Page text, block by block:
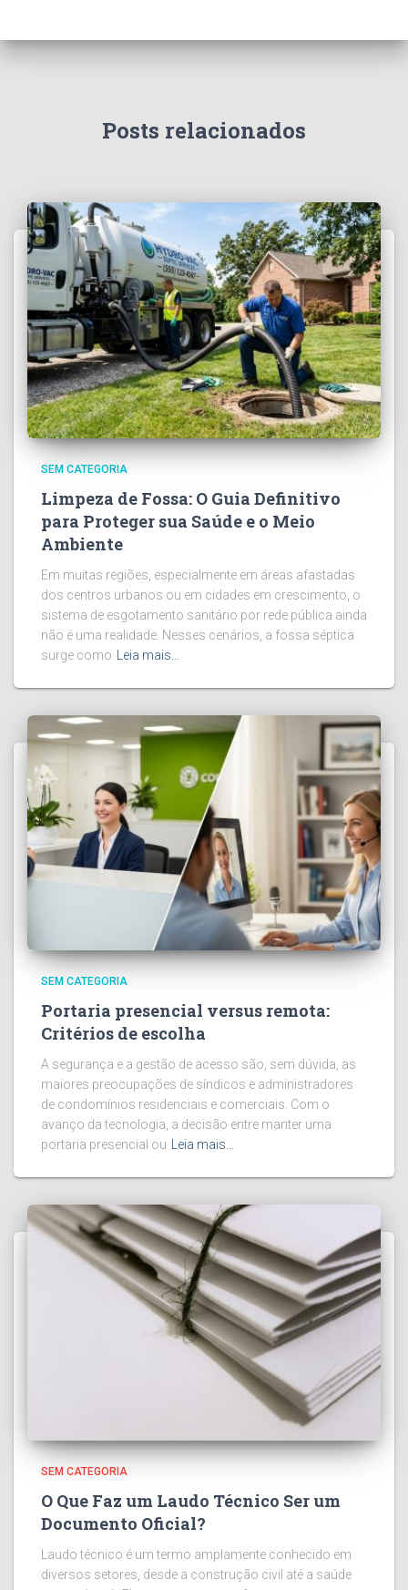
Posts relacionados
SEM CATEGORIA
Limpeza de Fossa: O Guia Definitivo
para Proteger sua Saúde e o Meio
Ambiente
Em muitas regiões, especialmente em áreas afastadas
dos centros urbanos ou em cidades em crescimento, o
sistema de esgotamento sanitário por rede pública ainda
não é uma realidade. Nesses cenários, a fossa séptica
surge como
Leia mais…
SEM CATEGORIA
Portaria presencial versus remota:
Critérios de escolha
A segurança e a gestão de acesso são, sem dúvida, as
maiores preocupações de síndicos e administradores
de condomínios residenciais e comerciais. Com o
avanço da tecnologia, a decisão entre manter uma
portaria presencial ou Leia mais…
SEM CATEGORIA
O Que Faz um Laudo Técnico Ser um
Documento Oficial?
Laudo técnico é um termo amplamente conhecido em
diversos setores, desde a construção civil até a saúde